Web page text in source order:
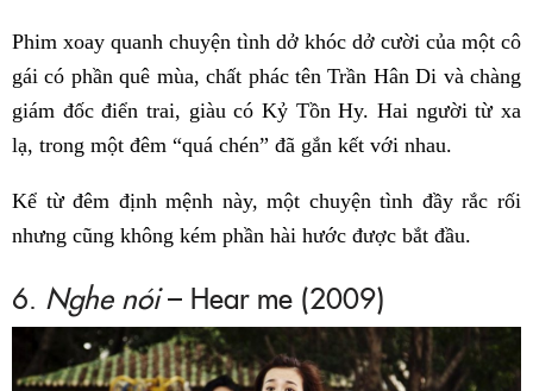
Phim xoay quanh chuyện tình dở khóc dở cười của một cô
gái có phần quê mùa, chất phác tên Trần Hân Di và chàng
giám đốc điển trai, giàu có Kỷ Tồn Hy. Hai người từ xa
lạ, trong một đêm “quá chén” đã gắn kết với nhau.
Kể từ đêm định mệnh này, một chuyện tình đầy rắc rối
nhưng cũng không kém phần hài hước được bắt đầu.
6. Nghe nói– Hear me (2009)